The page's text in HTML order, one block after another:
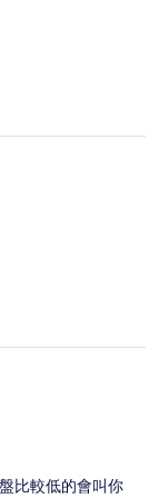
比較低的會叫你